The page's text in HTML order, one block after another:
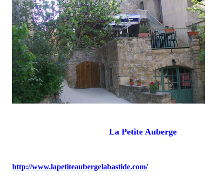
La Petite Auberge
http://www.lapetiteaubergelabastide.com/